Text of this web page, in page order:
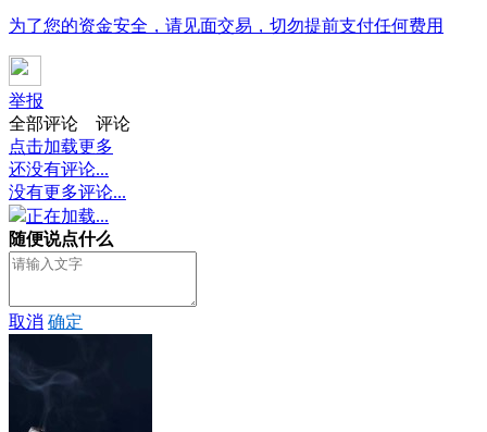
为了您的资金安全，请见面交易，切勿提前支付任何费用
举报
全部评论
评论
点击加载更多
还没有评论...
没有更多评论...
正在加载...
随便说点什么
取消 确定